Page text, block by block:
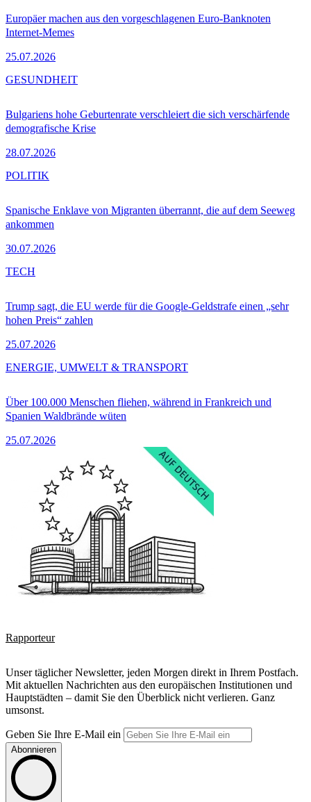
Europäer machen aus den vorgeschlagenen Euro-Banknoten
Internet-Memes
25.07.2026
Bulgariens hohe Geburtenrate verschleiert die sich verschärfende
demografische Krise
28.07.2026
GESUNDHEIT
Spanische Enklave von Migranten überrannt, die auf dem Seeweg
ankommen
30.07.2026
POLITIK
Trump sagt, die EU werde für die Google-Geldstrafe einen „sehr
hohen Preis“ zahlen
25.07.2026
TECH
Über 100.000 Menschen fliehen, während in Frankreich und
Spanien Waldbrände wüten
25.07.2026
ENERGIE, UMWELT & TRANSPORT
Rapporteur
Unser täglicher Newsletter, jeden Morgen direkt in Ihrem Postfach.
Mit aktuellen Nachrichten aus den europäischen Institutionen und
Hauptstädten – damit Sie den Überblick nicht verlieren. Ganz
umsonst.
Geben Sie Ihre E-Mail ein
Abonnieren